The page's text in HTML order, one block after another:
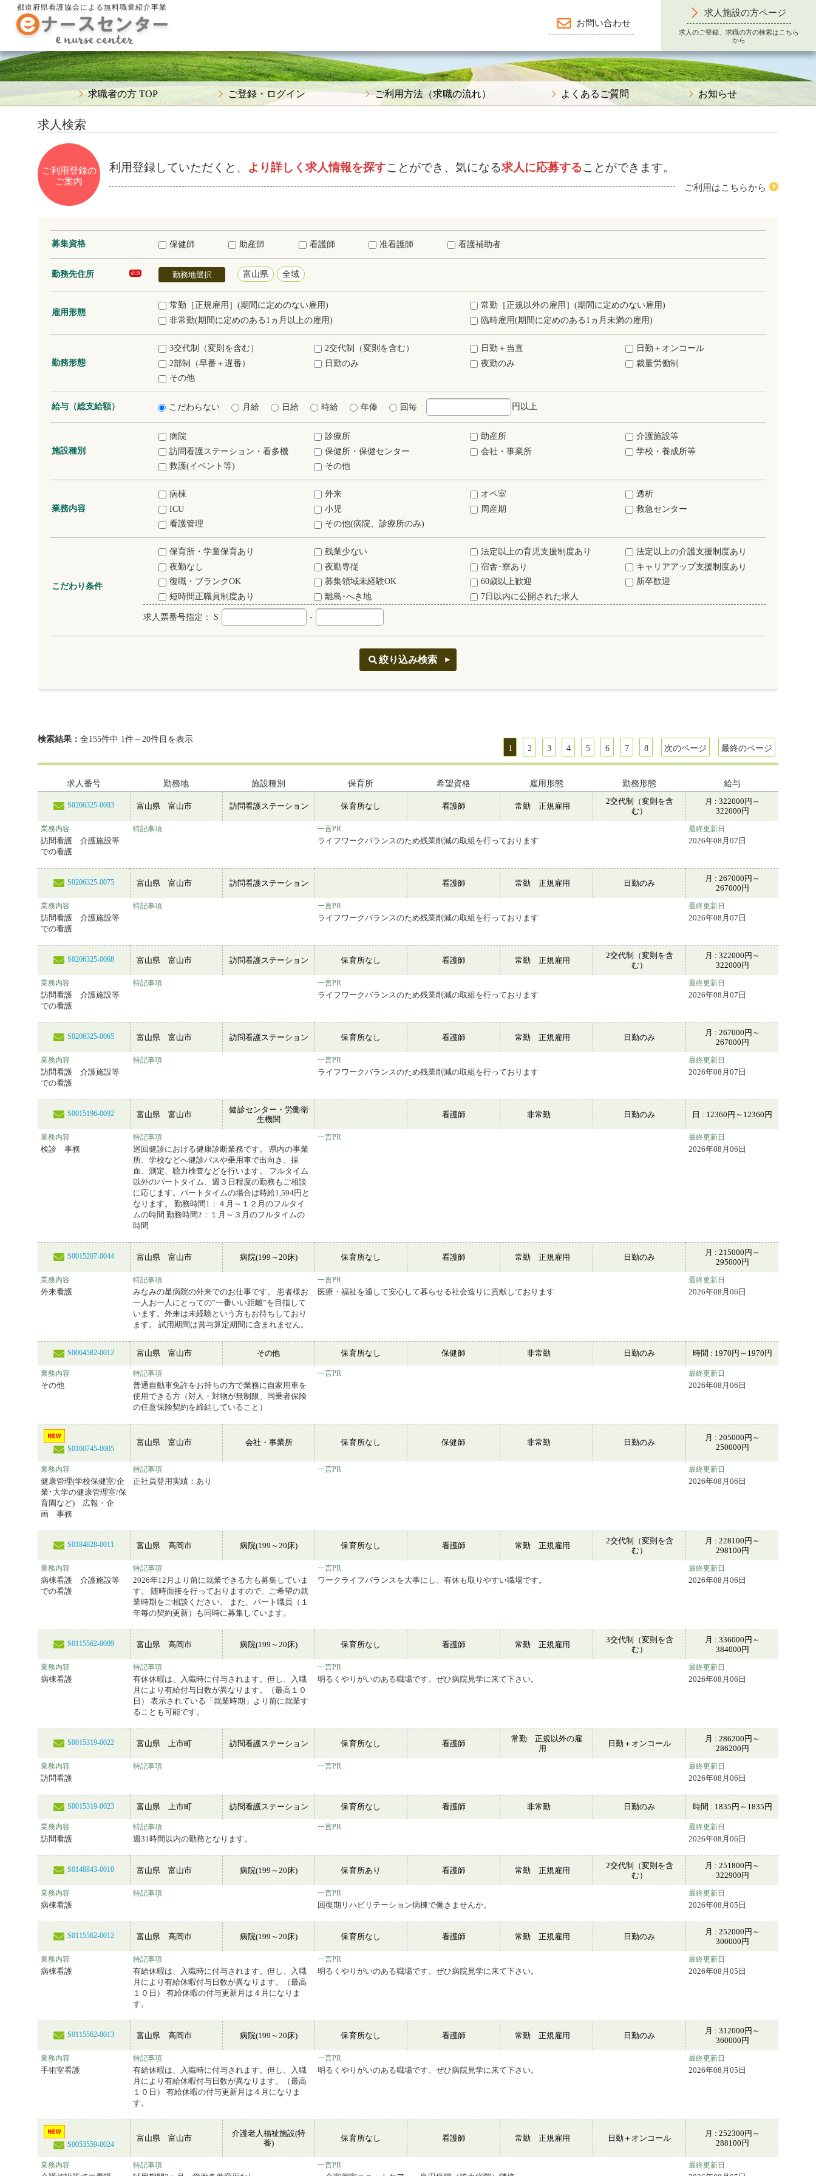
都道府県看護協会による無料職業紹介事業
お問い合わせ
求人施設の方ページ
求人のご登録、求職の方の検索はこちら
から
求職者の方 TOP ご登録・ログイン ご利用方法（求職の流れ） よくあるご質問 お知らせ
求人検索
ご利用登録の
ご案内
利用登録していただくと、 より詳しく求人情報を探すことができ、気になる求人に応募することができます。
ご利用はこちらから
募集資格 保健師 助産師 看護師 准看護師 看護補助者
勤務先住所 必須 勤務地選択 富山県 全域
雇用形態
常勤［正規雇用］(期間に定めのない雇用)
常勤［正規以外の雇用］(期間に定めのない雇用)
非常勤(期間に定めのある1ヵ月以上の雇用)
臨時雇用(期間に定めのある1ヵ月未満の雇用)
勤務形態
3交代制（変則を含む） 2交代制（変則を含む） 日勤＋当直
日勤＋オンコール
2部制（早番＋遅番）
日勤のみ 夜勤のみ
裁量労働制
その他
給与（総支給額） こだわらない 月給 日給 時給 年俸 回毎 円以上
施設種別
病院 診療所 助産所
介護施設等
訪問看護ステーション・看多機
保健所・保健センター 会社・事業所
学校・養成所等
救護(イベント等)
その他
業務内容
病棟 外来 オペ室
透析
ICU
小児 周産期
救急センター
看護管理
その他(病院、診療所のみ)
こだわり条件
保育所・学童保育あり 残業少ない 法定以上の育児支援制度あり
法定以上の介護支援制度あり
夜勤なし
夜勤専従 宿舎･寮あり
キャリアアップ支援制度あり
復職・ブランクOK
募集領域未経験OK 60歳以上歓迎
新卒歓迎
短時間正職員制度あり
離島･へき地 7日以内に公開された求人
求人票番号指定： S -
検索結果： 全155件中 1件～20件目を表示
1
2 3 4 5 6 7 8 次のページ 最終のページ
求人番号 勤務地 施設種別 保育所 希望資格 雇用形態 勤務形態 給与
S0206325-0083 富山県 富山市 訪問看護ステーション 保育所なし 看護師 常勤 正規雇用
2交代制（変則を含
む）
月 : 322000円～
322000円
業務内容
訪問看護 介護施設等
での看護
特記事項 一言PR
ライフワークバランスのため残業削減の取組を行っております
最終更新日
2026年08月07日
S0206325-0075 富山県 富山市 訪問看護ステーション 看護師 常勤 正規雇用 日勤のみ
月 : 267000円～
267000円
業務内容
訪問看護 介護施設等
での看護
特記事項 一言PR
ライフワークバランスのため残業削減の取組を行っております
最終更新日
2026年08月07日
S0206325-0068 富山県 富山市 訪問看護ステーション 保育所なし 看護師 常勤 正規雇用
2交代制（変則を含
む）
月 : 322000円～
322000円
業務内容
訪問看護 介護施設等
での看護
特記事項 一言PR
ライフワークバランスのため残業削減の取組を行っております
最終更新日
2026年08月07日
S0206325-0065 富山県 富山市 訪問看護ステーション 保育所なし 看護師 常勤 正規雇用 日勤のみ
月 : 267000円～
267000円
業務内容
訪問看護 介護施設等
での看護
特記事項 一言PR
ライフワークバランスのため残業削減の取組を行っております
最終更新日
2026年08月07日
S0015196-0092 富山県 富山市
健診センター・労働衛
生機関
看護師 非常勤 日勤のみ 日 : 12360円～12360円
業務内容
検診 事務
特記事項
巡回健診における健康診断業務です。 県内の事業
所、学校などへ健診バスや乗用車で出向き、採
血、測定、聴力検査などを行います。 フルタイム
以外のパートタイム、週３日程度の勤務もご相談
に応じます。パートタイムの場合は時給1,594円と
なります。 勤務時間1：４月～１２月のフルタイ
ムの時間 勤務時間2：１月～３月のフルタイムの
時間
一言PR 最終更新日
2026年08月06日
S0015207-0044 富山県 富山市 病院(199～20床) 保育所なし 看護師 常勤 正規雇用 日勤のみ
月 : 215000円～
295000円
業務内容
外来看護
特記事項
みなみの星病院の外来でのお仕事です。 患者様お
一人お一人にとっての”一番いい距離”を目指して
います。外来は未経験という方もお待ちしており
ます。 試用期間は賞与算定期間に含まれません。
一言PR
医療・福祉を通して安心して暮らせる社会造りに貢献しております
最終更新日
2026年08月06日
S0064582-0012 富山県 富山市 その他 保育所なし 保健師 非常勤 日勤のみ 時間 : 1970円～1970円
業務内容
その他
特記事項
普通自動車免許をお持ちの方で業務に自家用車を
使用できる方（対人・対物が無制限、同乗者保険
の任意保険契約を締結していること）
一言PR 最終更新日
2026年08月06日
S0160745-0005
富山県 富山市 会社・事業所 保育所なし 保健師 非常勤 日勤のみ
月 : 205000円～
250000円
業務内容
健康管理(学校保健室/企
業･大学の健康管理室/保
育園など) 広報・企
画 事務
特記事項
正社員登用実績：あり
一言PR 最終更新日
2026年08月06日
S0184828-0011 富山県 高岡市 病院(199～20床) 保育所なし 看護師 常勤 正規雇用
2交代制（変則を含
む）
月 : 228100円～
298100円
業務内容
病棟看護 介護施設等
での看護
特記事項
2026年12月より前に就業できる方も募集していま
す。 随時面接を行っておりますので、ご希望の就
業時期をご相談ください。 また、パート職員（１
年毎の契約更新）も同時に募集しています。
一言PR
ワークライフバランスを大事にし、有休も取りやすい職場です。
最終更新日
2026年08月06日
S0115562-0009 富山県 高岡市 病院(199～20床) 保育所なし 看護師 常勤 正規雇用
3交代制（変則を含
む）
月 : 336000円～
384000円
業務内容
病棟看護
特記事項
有休休暇は、入職時に付与されます。但し、入職
月により有給付与日数が異なります。（最高１０
日） 表示されている「就業時期」より前に就業す
ることも可能です。
一言PR
明るくやりがいのある職場です。ぜひ病院見学に来て下さい。
最終更新日
2026年08月06日
S0015319-0022 富山県 上市町 訪問看護ステーション 保育所なし 看護師
常勤 正規以外の雇
用
日勤＋オンコール
月 : 286200円～
286200円
業務内容
訪問看護
特記事項 一言PR 最終更新日
2026年08月06日
S0015319-0023 富山県 上市町 訪問看護ステーション 保育所なし 看護師 非常勤 日勤のみ 時間 : 1835円～1835円
業務内容
訪問看護
特記事項
週31時間以内の勤務となります。
一言PR 最終更新日
2026年08月06日
S0148843-0010 富山県 富山市 病院(199～20床) 保育所あり 看護師 常勤 正規雇用
2交代制（変則を含
む）
月 : 251800円～
322900円
業務内容
病棟看護
特記事項 一言PR
回復期リハビリテーション病棟で働きませんか。
最終更新日
2026年08月05日
S0115562-0012 富山県 高岡市 病院(199～20床) 保育所なし 看護師 常勤 正規雇用 日勤のみ
月 : 252000円～
300000円
業務内容
病棟看護
特記事項
有給休暇は、入職時に付与されます。但し、入職
月により有給休暇付与日数が異なります。（最高
１０日） 有給休暇の付与更新月は４月になりま
す。
一言PR
明るくやりがいのある職場です。ぜひ病院見学に来て下さい。
最終更新日
2026年08月05日
S0115562-0013 富山県 高岡市 病院(199～20床) 保育所なし 看護師 常勤 正規雇用 日勤のみ
月 : 312000円～
360000円
業務内容
手術室看護
特記事項
有給休暇は、入職時に付与されます。但し、入職
月により有給休暇付与日数が異なります。（最高
１０日） 有給休暇の付与更新月は４月になりま
す。
一言PR
明るくやりがいのある職場です。ぜひ病院見学に来て下さい。
最終更新日
2026年08月05日
S0053559-0024
富山県 富山市
介護老人福祉施設(特
養)
保育所なし 看護師 常勤 正規雇用 日勤＋オンコール
月 : 252300円～
288100円
業務内容 特記事項 一言PR 最終更新日